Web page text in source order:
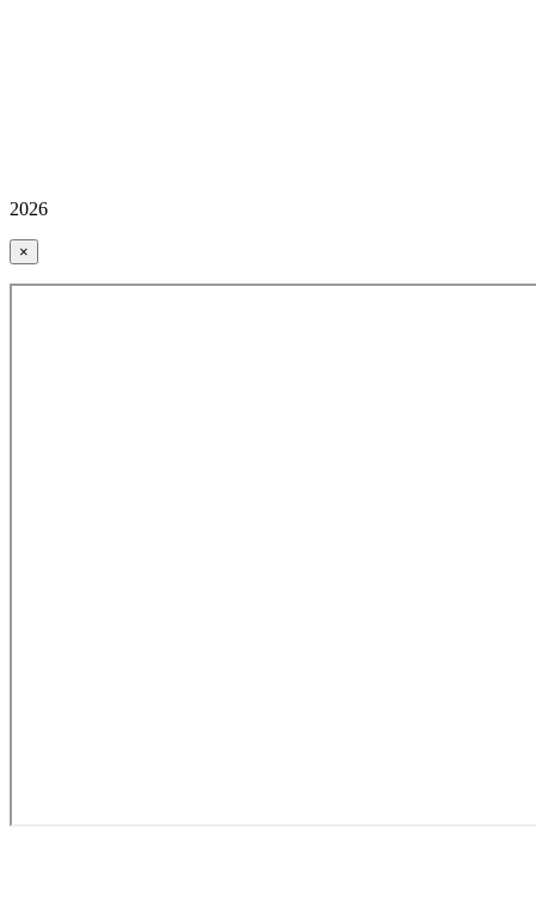
2026
×